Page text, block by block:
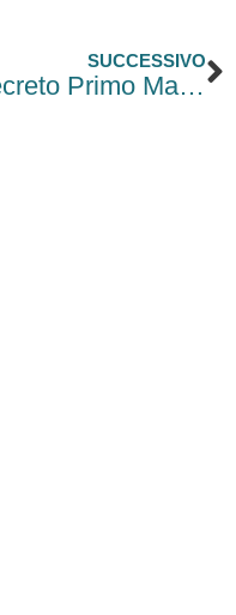
SUCCESSIVO
Decreto Primo Maggio approvato: bonus assunzioni per tutto il 2026 e nuovo salario giusto